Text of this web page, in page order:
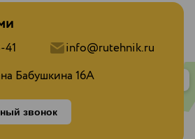
41
info@rutehnik.ru
Бабушкина 16А
звонок